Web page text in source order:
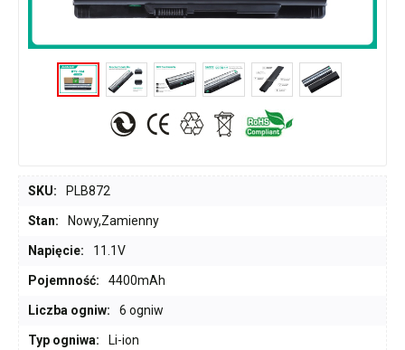
SKU: PLB872
Stan: Nowy,Zamienny
Napięcie: 11.1V
Pojemność: 4400mAh
Liczba ogniw: 6 ogniw
Typ ogniwa: Li-ion